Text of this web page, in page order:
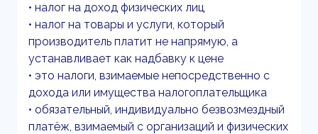
• налог на доход физических лиц
• налог на товары и услуги, который
производитель платит не напрямую, а
устанавливает как надбавку к цене
• это налоги, взимаемые непосредственно с
дохода или имущества налогоплательщика
• обязательный, индивидуально безвозмездный
платёж, взимаемый с организаций и физических